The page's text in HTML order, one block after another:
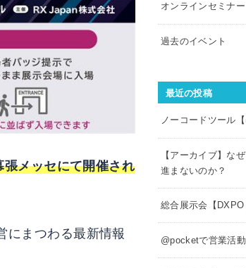
張メッセにて開催され
にまつわる最新情報
オンラインセミナー
過去のイベント
最近の投稿
ノーコードツール
【アーカイブ】な
進まないのか？
総合展示会【DXPO
@pocketで営業活